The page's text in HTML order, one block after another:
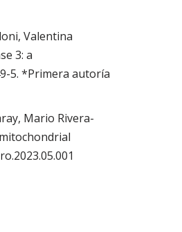
Valentina
3: a
5. *Primera autoría
Mario Rivera-